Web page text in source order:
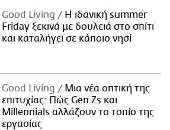
Good Living
Η ιδανική summer
Friday ξεκινά με δουλειά στο σπίτι
και καταλήγει σε κάποιο νησί
Good Living
Μια νέα οπτική της
επιτυχίας: Πώς Gen Zs και
Millennials αλλάζουν το τοπίο της
εργασίας